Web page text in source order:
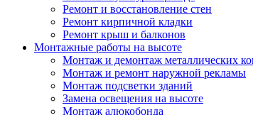
Ремонт и восстановление стен
Ремонт кирпичной кладки
Ремонт крыш и балконов
Монтажные работы на высоте
Монтаж и демонтаж металлических
Монтаж и ремонт наружной рекламы
Монтаж подсветки зданий
Замена освещения на высоте
Монтаж алюкобонда